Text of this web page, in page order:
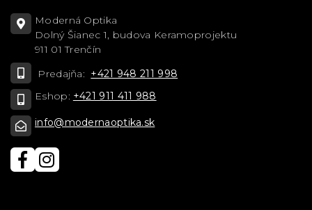
Moderná Optika
Dolný Šianec 1, budova Keramoprojektu
911 01 Trenčín
Predajňa: +421 948 211 998
Eshop: +421 911 411 988
info@modernaoptika.sk